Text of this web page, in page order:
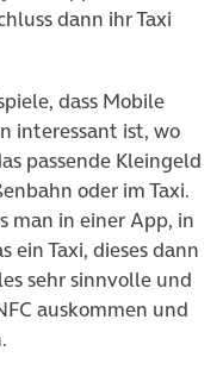
dann ihr Taxi
dass Mobile
interessant ist, wo
passende Kleingeld
oder im Taxi.
man in einer App, in
Taxi, dieses dann
sehr sinnvolle und
auskommen und